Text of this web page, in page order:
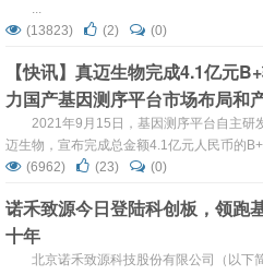
...
(13823)
(2) (0)
【快讯】真迈生物完成4.1亿元
力国产基因测序平台市场布局和
2021年9月15日，基因测序平台自主
迈生物，宣布完成总金额4.1亿元人民币的
创板上市企业圣湘生物、知名创投机构同创
(6962) (23) (0)
诺禾致源今日登陆科创板，领跑
十年
北京诺禾致源科技股份有限公司（以下